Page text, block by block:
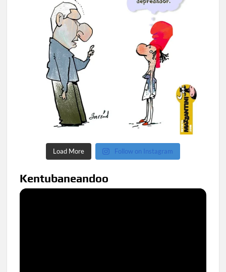
Load More Follow on Instagram
Kentubaneandoo